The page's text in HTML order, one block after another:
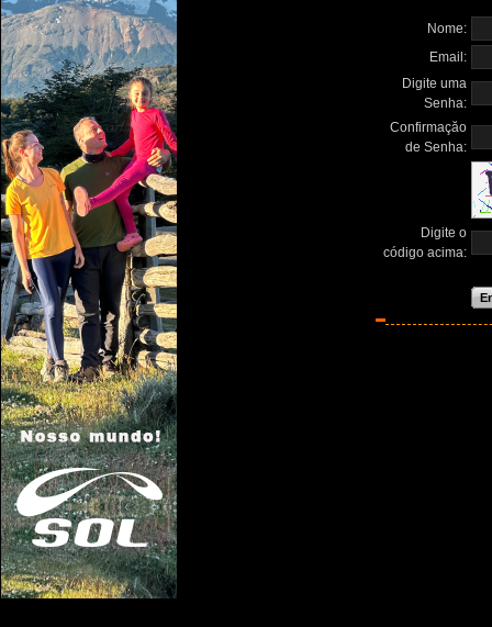
Nome:
Email:
Digite uma
Senha:
Confirmaçăo
de Senha:
Digite o
código acima: